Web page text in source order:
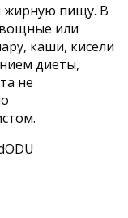
жирную пищу. В
или
каши, кисели
диеты,
не